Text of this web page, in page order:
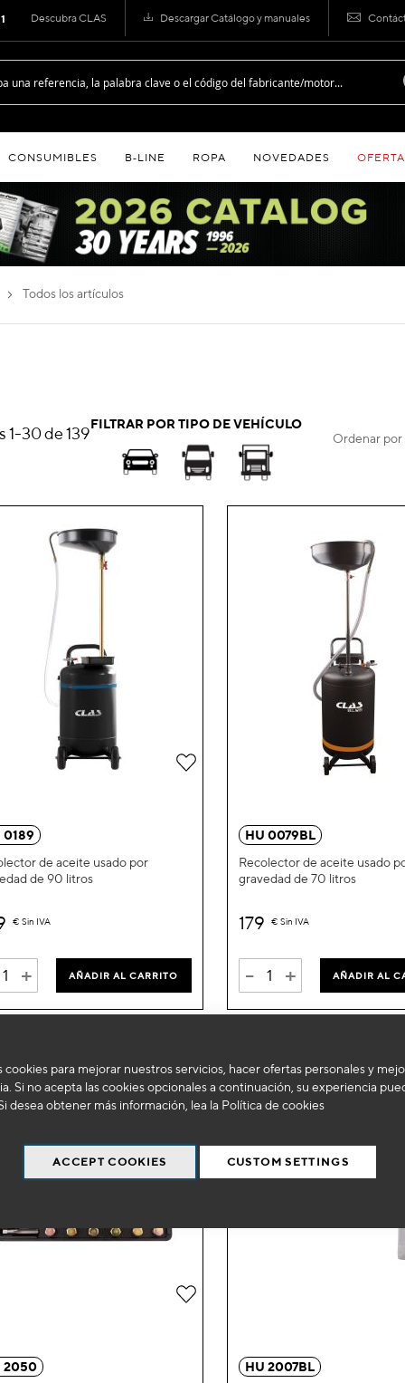
cookies para mejorar nuestros servicios, hacer ofertas personales y
Si no acepta las cookies opcionales a continuación, su experiencia
desea obtener más información, lea la Política de cookies
ACCEPT COOKIES CUSTOM SETTINGS
Descubra CLAS Descargar Catálogo y manuales
CONSUMIBLES B‑LINE ROPA NOVEDADES
todos los artículos
1-30de139FILTRAR POR TIPO DE VEHÍCULO
Ordenar por
0189
de aceite usado por
de 90 litros
€ Sin IVA
+ AÑADIR AL CARRITO
Añadir
HU 0079BL
Recolector de aceite usado
gravedad de 70 litros
179 € Sin IVA
- + AÑADIR AL
2050
Añadir
HU 2007BL